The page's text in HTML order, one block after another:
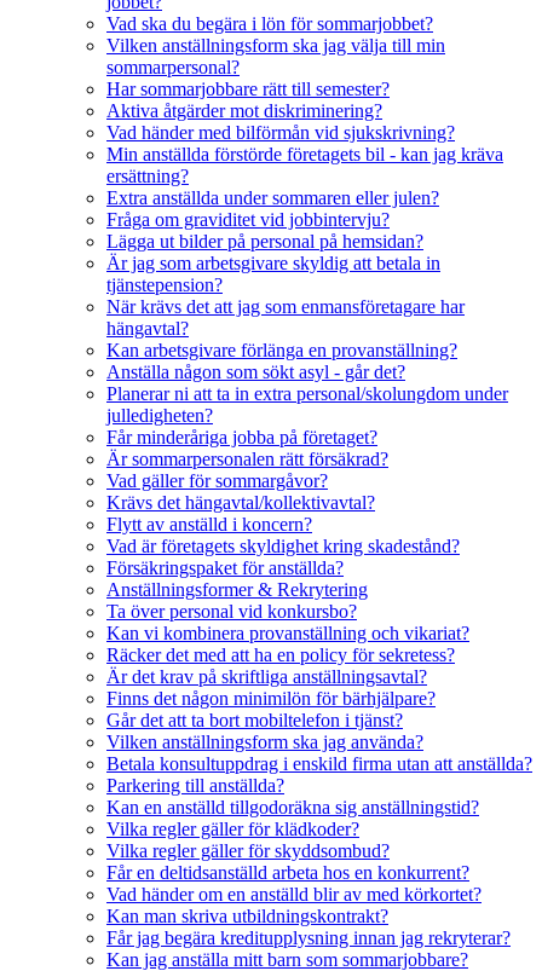
Vad ska du begära i lön för sommarjobbet?
Vilken anställningsform ska jag välja till min
sommarpersonal?
Har sommarjobbare rätt till semester?
Aktiva åtgärder mot diskriminering?
Vad händer med bilförmån vid sjukskrivning?
Min anställda förstörde företagets bil - kan jag kräva
ersättning?
Extra anställda under sommaren eller julen?
Fråga om graviditet vid jobbintervju?
Lägga ut bilder på personal på hemsidan?
Är jag som arbetsgivare skyldig att betala in
tjänstepension?
När krävs det att jag som enmansföretagare har
hängavtal?
Kan arbetsgivare förlänga en provanställning?
Anställa någon som sökt asyl - går det?
Planerar ni att ta in extra personal/skolungdom under
julledigheten?
Får minderåriga jobba på företaget?
Är sommarpersonalen rätt försäkrad?
Vad gäller för sommargåvor?
Krävs det hängavtal/kollektivavtal?
Flytt av anställd i koncern?
Vad är företagets skyldighet kring skadestånd?
Försäkringspaket för anställda?
Anställningsformer & Rekrytering
Ta över personal vid konkursbo?
Kan vi kombinera provanställning och vikariat?
Räcker det med att ha en policy för sekretess?
Är det krav på skriftliga anställningsavtal?
Finns det någon minimilön för bärhjälpare?
Går det att ta bort mobiltelefon i tjänst?
Vilken anställningsform ska jag använda?
Betala konsultuppdrag i enskild firma utan att anställda?
Parkering till anställda?
Kan en anställd tillgodoräkna sig anställningstid?
Vilka regler gäller för klädkoder?
Vilka regler gäller för skyddsombud?
Får en deltidsanställd arbeta hos en konkurrent?
Vad händer om en anställd blir av med körkortet?
Kan man skriva utbildningskontrakt?
Får jag begära kreditupplysning innan jag rekryterar?
Kan jag anställa mitt barn som sommarjobbare?